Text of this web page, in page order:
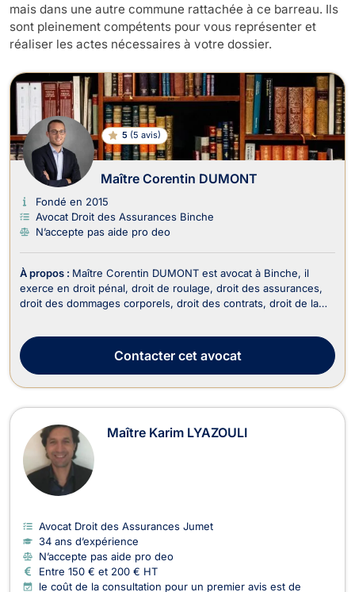
mais dans une autre commune rattachée à ce barreau. Ils
sont pleinement compétents pour vous représenter et
réaliser les actes nécessaires à votre dossier.
5 (5 avis)
Maître Corentin DUMONT
Fondé en 2015
Avocat Droit des Assurances Binche
N’accepte pas aide pro deo
À propos : Maître Corentin DUMONT est avocat à Binche, il
exerce en droit pénal, droit de roulage, droit des assurances,
droit des dommages corporels, droit des contrats, droit de la
procès ou alors de...Contactercet avocat
Maître Karim LYAZOULI
Avocat Droit des Assurances Jumet
34 ans d’expérience
N’accepte pas aide pro deo
Entre 150 € et 200 € HT
le coût de la consultation pour un premier avis est de